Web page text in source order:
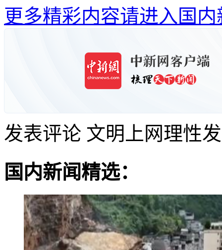
更多精彩内容请进入国内
发表评论 文明上网理性
国内新闻精选：